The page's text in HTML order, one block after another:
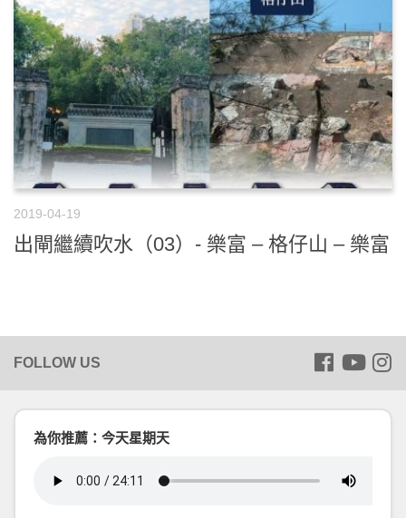
2019-04-19
出閘繼續吹水（03）- 樂富 – 格仔山 – 樂富
為你推薦：今天星期天